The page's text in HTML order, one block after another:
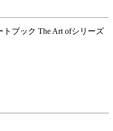
ブック The Art ofシリーズ